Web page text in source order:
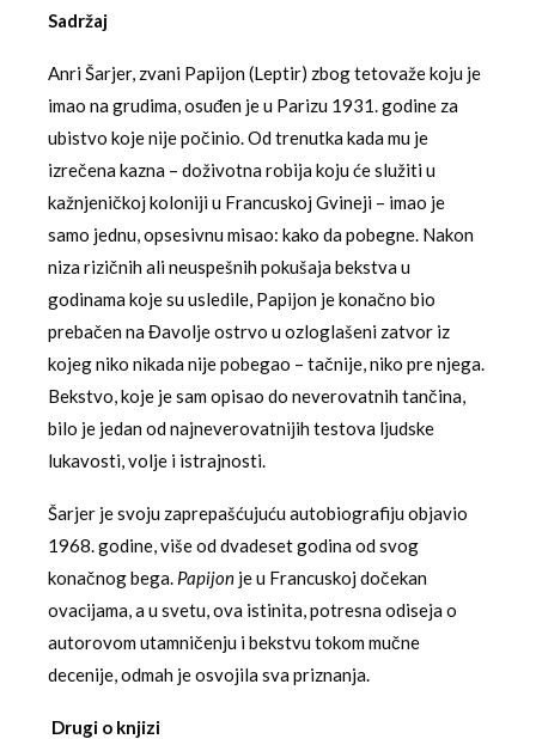
Sadržaj
Anri Šarjer, zvani Papijon (Leptir) zbog tetovaže koju je
imao na grudima, osuđen je u Parizu 1931. godine za
ubistvo koje nije počinio. Od trenutka kada mu je
izrečena kazna – doživotna robija koju će služiti u
kažnjeničkoj koloniji u Francuskoj Gvineji – imao je
samo jednu, opsesivnu misao: kako da pobegne. Nakon
niza rizičnih ali neuspešnih pokušaja bekstva u
godinama koje su usledile, Papijon je konačno bio
prebačen na Đavolje ostrvo u ozloglašeni zatvor iz
kojeg niko nikada nije pobegao – tačnije, niko pre njega.
Bekstvo, koje je sam opisao do neverovatnih tančina,
bilo je jedan od najneverovatnijih testova ljudske
lukavosti, volje i istrajnosti.
Šarjer je svoju zaprepašćujuću autobiografiju objavio
1968. godine, više od dvadeset godina od svog
konačnog bega. Papijon je u Francuskoj dočekan
ovacijama, a u svetu, ova istinita, potresna odiseja o
autorovom utamničenju i bekstvu tokom mučne
decenije, odmah je osvojila sva priznanja.
Drugi o knjizi